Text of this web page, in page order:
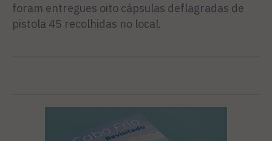
foram entregues oito cápsulas deflagradas de
pistola 45 recolhidas no local.